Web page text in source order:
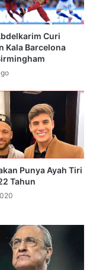
Curi
Kala Barcelona
Punya Ayah Tiri
Tahun